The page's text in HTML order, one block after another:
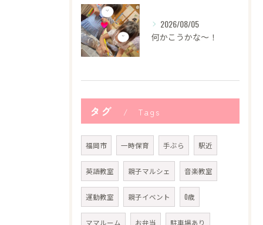
2026/08/05
何かこうかな〜！
タグ Tags
福岡市 一時保育 手ぶら 駅近
英語教室 親子マルシェ 音楽教室
運動教室 親子イベント 0歳
ママルーム お弁当 駐車場あり